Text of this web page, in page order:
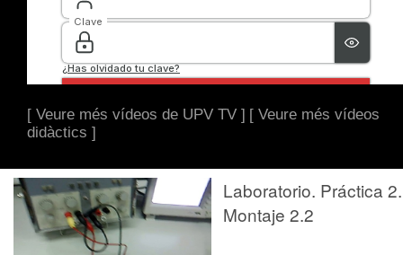
[ Veure més vídeos de UPV TV ] [ Veure més vídeos
didàctics ]
Laboratorio. Práctica 2.
Montaje 2.2